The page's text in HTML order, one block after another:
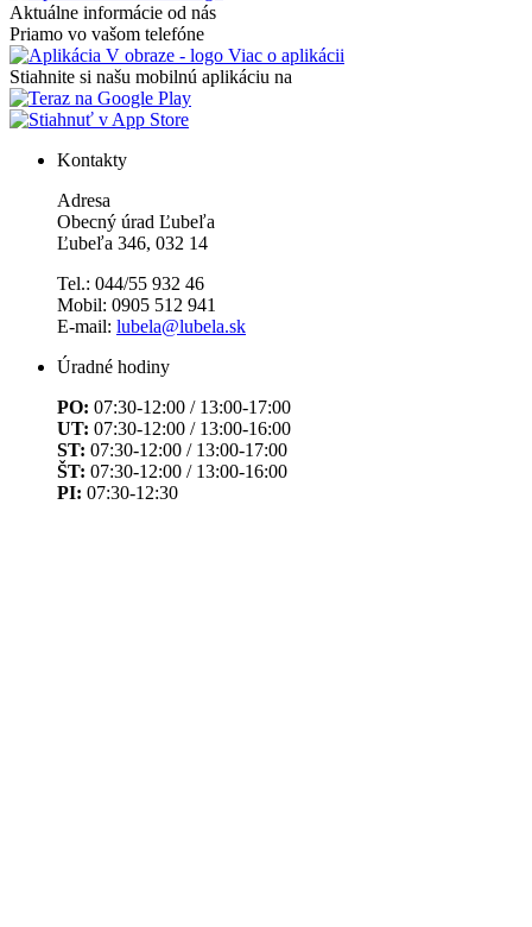
Aktuálne informácie od nás
Priamo vo vašom telefóne
Viac o aplikácii
Stiahnite si našu mobilnú aplikáciu na
Kontakty
Adresa
Obecný úrad Ľubeľa
Ľubeľa 346, 032 14
Tel.: 044/55 932 46
Mobil: 0905 512 941
E-mail: lubela@lubela.sk
Úradné hodiny
PO: 07:30-12:00 / 13:00-17:00
UT: 07:30-12:00 / 13:00-16:00
ST: 07:30-12:00 / 13:00-17:00
ŠT: 07:30-12:00 / 13:00-16:00
PI: 07:30-12:30